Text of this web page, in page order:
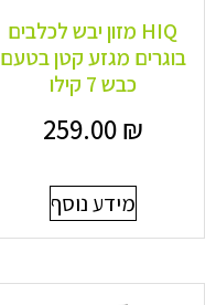
HIQ מזון יבש לכלבים
בוגרים מגזע קטן בטעם
כבש 7 קילו
259.00₪
מידע נוסף